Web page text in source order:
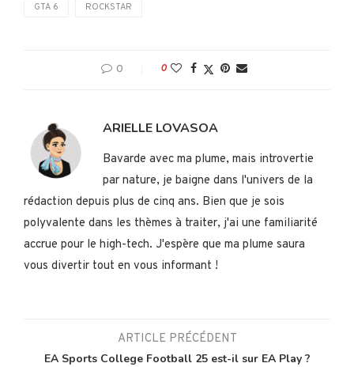
GTA 6 ROCKSTAR
0 0
ARIELLE LOVASOA
Bavarde avec ma plume, mais introvertie
par nature, je baigne dans l'univers de la
rédaction depuis plus de cinq ans. Bien que je sois
polyvalente dans les thèmes à traiter, j'ai une familiarité
accrue pour le high-tech. J'espère que ma plume saura
vous divertir tout en vous informant !
ARTICLE PRÉCÉDENT
EA Sports College Football 25 est-il sur EA Play ?